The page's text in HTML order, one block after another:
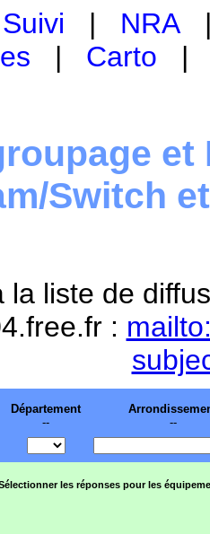
Suivi | NRA
| Carto
et
Switch
la liste de
:
Département
--
--
les réponses pour les